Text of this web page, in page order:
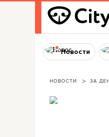
Новости
НОВОСТИ ЗА